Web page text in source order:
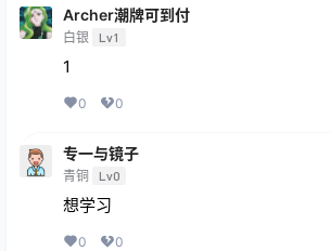
Archer潮牌可到付
白银 Lv1
1
0 0
专一与镜子
青铜 Lv0
想学习
0 0